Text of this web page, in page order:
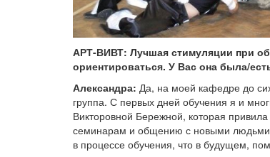
АРТ-ВИВТ: Лучшая стимуляции при
ориентироваться. У Вас она была/
Александра: Да, на моей кафедре до
группа. С первых дней обучения я и
Викторовной Бережной, которая
семинарам и общению с новыми
в процессе обучения, что в будущем,